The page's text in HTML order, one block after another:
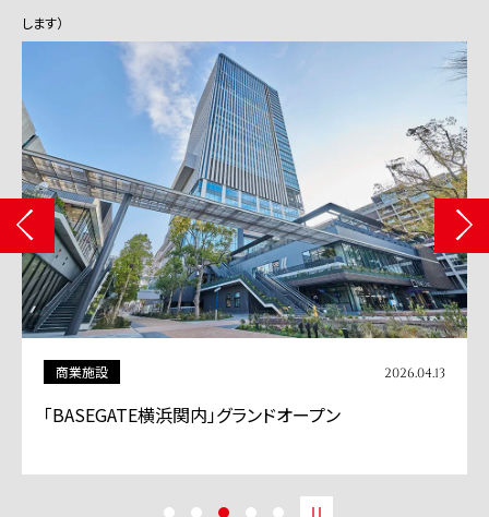
します）
商業施設 2026.04.13
「BASEGATE横浜関内」グランドオープン